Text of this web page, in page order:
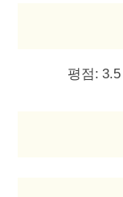
평점:3.5